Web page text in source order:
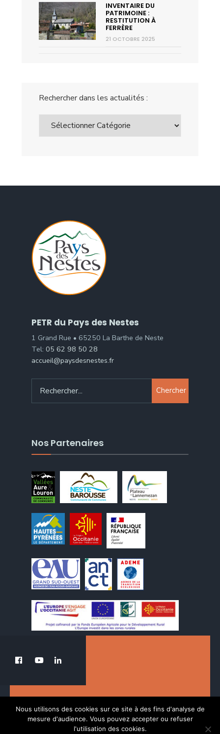
INVENTAIRE DU
PATRIMOINE :
RESTITUTION À
FERRÈRE
21 OCTOBRE 2025
Rechercher dans les actualités :
PETR du Pays des Nestes
1 Grand Rue • 65250 La Barthe de Neste
Tel: 05 62 98 50 28
accueil@paysdesnestes.fr
Chercher
Nos Partenaires
Le PETR au service de la transition du Pays
des Nestes.
Nous utilisons des cookies sur ce site à des fins d'analyse de
mesure d'audience. Vous pouvez accepter ou refuser
l'utilisation des cookies.